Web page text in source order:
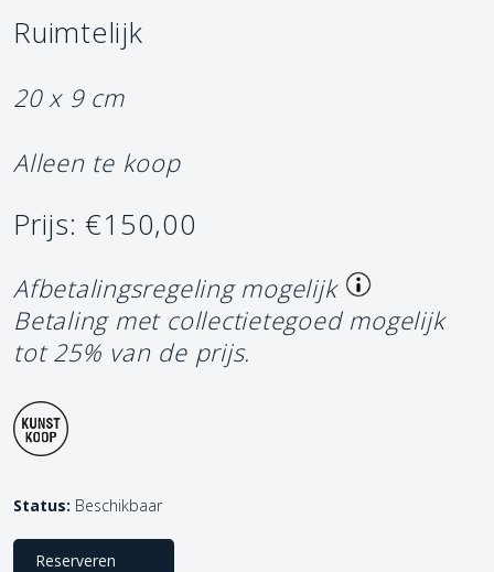
Ruimtelijk
20 x 9 cm
Alleen te koop
Prijs: €150,00
Afbetalingsregeling mogelijk
Betaling met collectietegoed mogelijk
tot 25% van de prijs.
Status: Beschikbaar
Reserveren